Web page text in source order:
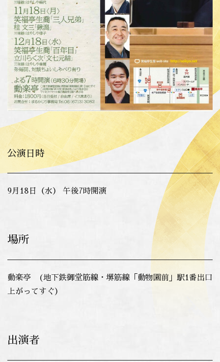
公演日時
9月18日（水） 午後7時開演
場所
動楽亭 (地下鉄御堂筋線・堺筋線「動物園前」駅1番出口
上がってすぐ）
出演者